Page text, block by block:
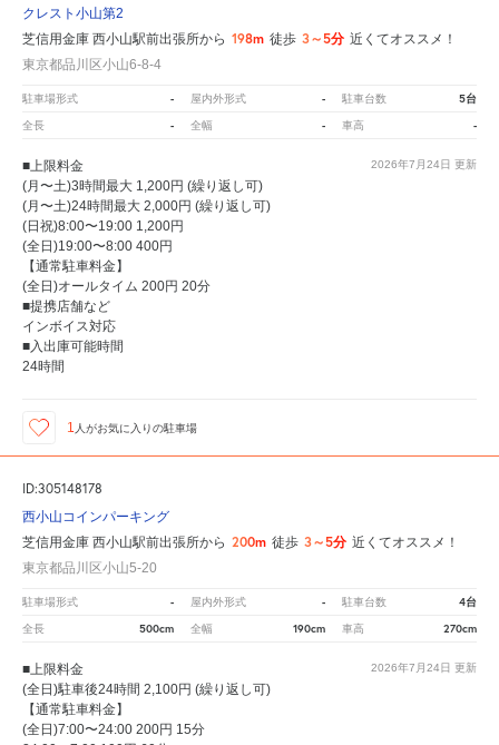
クレスト小山第2
芝信用金庫 西小山駅前出張所から 198m 徒歩 3～5分 近くてオススメ！
東京都品川区小山6-8-4
駐車場形式 - 屋内外形式 - 駐車台数 5台
全長 - 全幅 - 車高 -
2026年7月24日 更新
■上限料金
(月〜土)3時間最大 1,200円 (繰り返し可)
(月〜土)24時間最大 2,000円 (繰り返し可)
(日祝)8:00〜19:00 1,200円
(全日)19:00〜8:00 400円
【通常駐車料金】
(全日)オールタイム 200円 20分
■提携店舗など
インボイス対応
■入出庫可能時間
24時間
1 人がお気に入りの駐車場
ID:305148178
西小山コインパーキング
芝信用金庫 西小山駅前出張所から 200m 徒歩 3～5分 近くてオススメ！
東京都品川区小山5-20
駐車場形式 - 屋内外形式 - 駐車台数 4台
全長 500cm 全幅 190cm 車高 270cm
2026年7月24日 更新
■上限料金
(全日)駐車後24時間 2,100円 (繰り返し可)
【通常駐車料金】
(全日)7:00〜24:00 200円 15分